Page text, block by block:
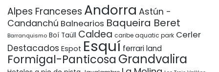
Alpes Franceses Andorra Astún -
Candanchú Balnearios Baqueira Beret
Barranquismo Boí Taüll Caldea caribe aquatic park Cerler
Destacados Espot Esquí ferrari land
Formigal-Panticosa Grandvalira